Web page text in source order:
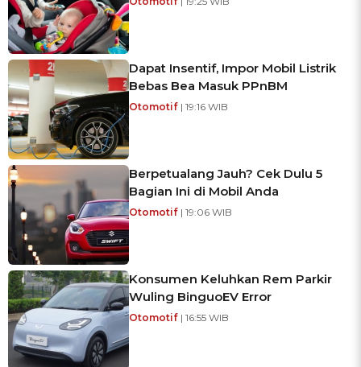
Dapat Insentif, Impor Mobil Listrik
Bebas Bea Masuk PPnBM
Otomotif | 19:16 WIB
Berpetualang Jauh? Cek Dulu 5
Bagian Ini di Mobil Anda
Otomotif | 19:06 WIB
Konsumen Keluhkan Rem Parkir
Wuling BinguoEV Error
Otomotif | 16:55 WIB